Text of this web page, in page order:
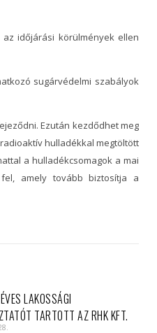
időjárási körülmények ellen
sugárvédelmi szabályok
Ezután kezdődhet meg
hulladékkal megtöltött
a hulladékcsomagok a mai
amely tovább biztosítja a
LAKOSSÁGI
TARTOTT AZ RHK KFT.